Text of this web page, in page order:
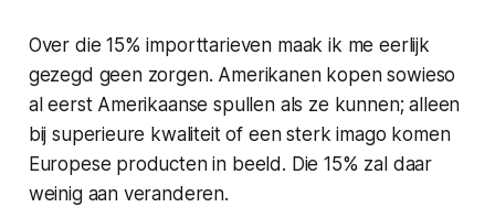
Over die 15% importtarieven maak ik me eerlijk
gezegd geen zorgen. Amerikanen kopen sowieso
al eerst Amerikaanse spullen als ze kunnen; alleen
bij superieure kwaliteit of een sterk imago komen
Europese producten in beeld. Die 15% zal daar
weinig aan veranderen.